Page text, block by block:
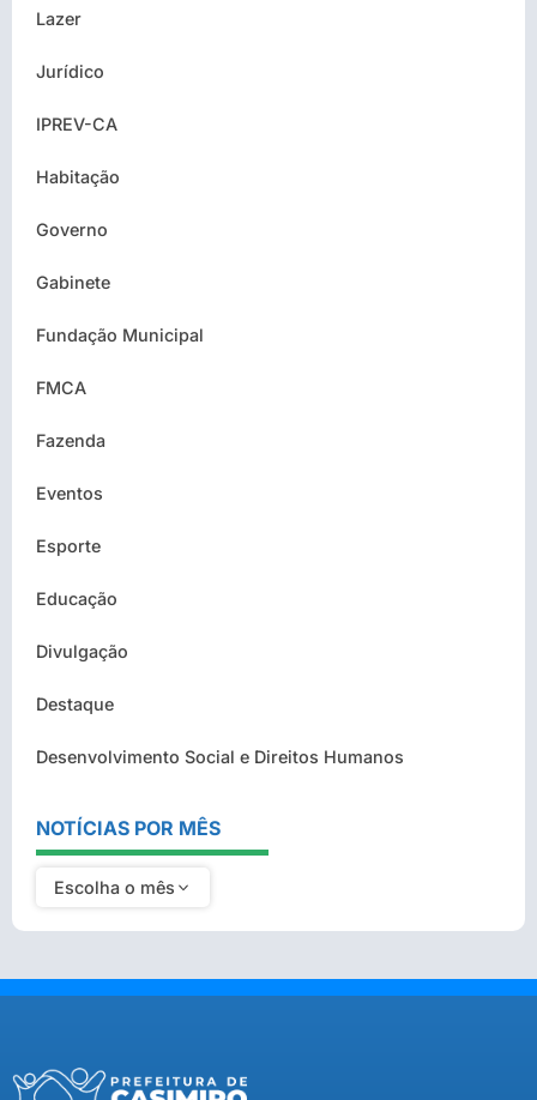
Lazer
Jurídico
IPREV-CA
Habitação
Governo
Gabinete
Fundação Municipal
FMCA
Fazenda
Eventos
Esporte
Educação
Divulgação
Destaque
Desenvolvimento Social e Direitos Humanos
NOTÍCIAS POR MÊS
Escolha o mês